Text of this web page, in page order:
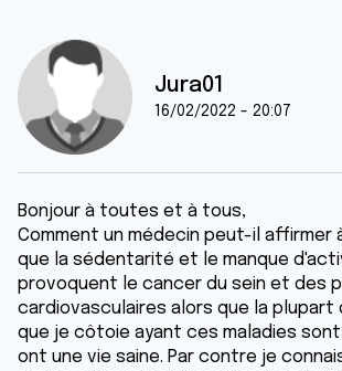
Jura01
16/02/2022 - 20:07
Bonjour à toutes et à tous,
Comment un médecin peut-il affirmer
que la sédentarité et le manque
provoquent le cancer du sein et des
cardiovasculaires alors que la plupart
que je côtoie ayant ces maladies
ont une vie saine. Par contre je